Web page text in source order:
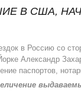
В США,
в Россию со
Александр
паспортов,